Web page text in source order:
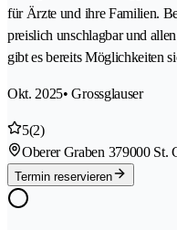
für Ärzte und ihre Familien.
preislich unschlagbar und
gibt es bereits Möglichkeiten
Okt. 2025• Grossglauser
5(2)
Oberer Graben 379000 St.
Termin reservieren